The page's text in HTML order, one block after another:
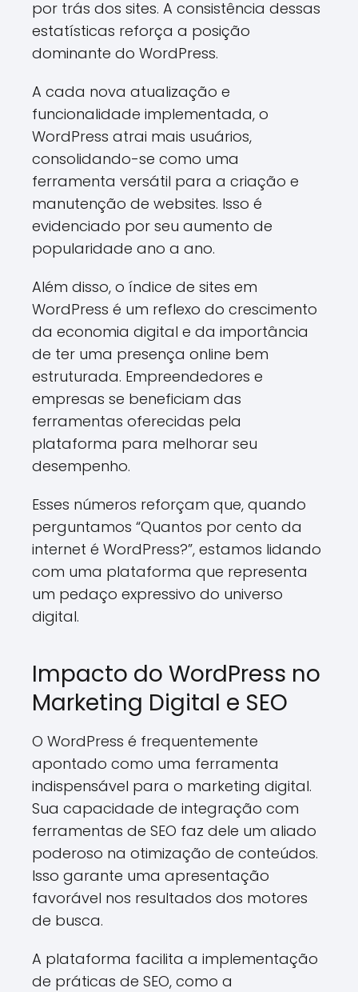
por trás dos sites. A consistência dessas
estatísticas reforça a posição
dominante do WordPress.
A cada nova atualização e
funcionalidade implementada, o
WordPress atrai mais usuários,
consolidando-se como uma
ferramenta versátil para a criação e
manutenção de websites. Isso é
evidenciado por seu aumento de
popularidade ano a ano.
Além disso, o índice de sites em
WordPress é um reflexo do crescimento
da economia digital e da importância
de ter uma presença online bem
estruturada. Empreendedores e
empresas se beneficiam das
ferramentas oferecidas pela
plataforma para melhorar seu
desempenho.
Esses números reforçam que, quando
perguntamos “Quantos por cento da
internet é WordPress?”, estamos lidando
com uma plataforma que representa
um pedaço expressivo do universo
digital.
Impacto do WordPress no
Marketing Digital e SEO
O WordPress é frequentemente
apontado como uma ferramenta
indispensável para o marketing digital.
Sua capacidade de integração com
ferramentas de SEO faz dele um aliado
poderoso na otimização de conteúdos.
Isso garante uma apresentação
favorável nos resultados dos motores
de busca.
A plataforma facilita a implementação
de práticas de SEO, como a